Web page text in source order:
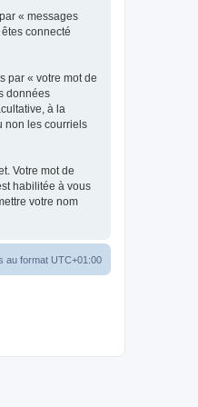
« messages
connecté
par « votre mot de
données
à la
non les courriels
Votre mot de
habilitée à vous
votre nom
au format UTC+01:00